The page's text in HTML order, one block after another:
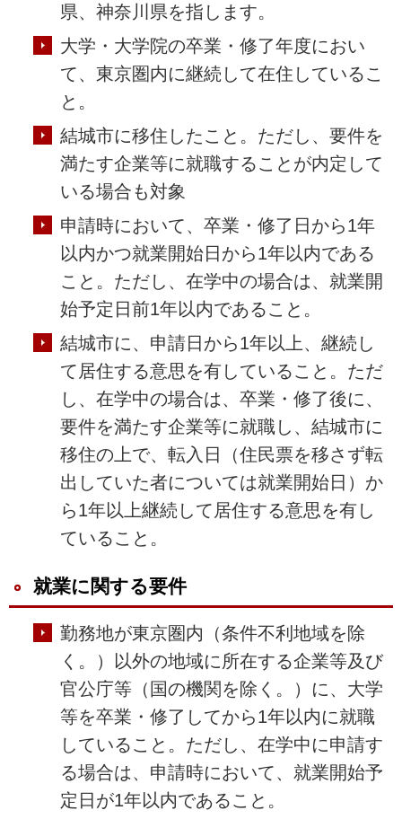
県、神奈川県を指します。
大学・大学院の卒業・修了年度におい
て、東京圏内に継続して在住しているこ
と。
結城市に移住したこと。ただし、要件を
満たす企業等に就職することが内定して
いる場合も対象
申請時において、卒業・修了日から1年
以内かつ就業開始日から1年以内である
こと。ただし、在学中の場合は、就業開
始予定日前1年以内であること。
結城市に、申請日から1年以上、継続し
て居住する意思を有していること。ただ
し、在学中の場合は、卒業・修了後に、
要件を満たす企業等に就職し、結城市に
移住の上で、転入日（住民票を移さず転
出していた者については就業開始日）か
ら1年以上継続して居住する意思を有し
ていること。
就業に関する要件
勤務地が東京圏内（条件不利地域を除
く。）以外の地域に所在する企業等及び
官公庁等（国の機関を除く。）に、大学
等を卒業・修了してから1年以内に就職
していること。ただし、在学中に申請す
る場合は、申請時において、就業開始予
定日が1年以内であること。